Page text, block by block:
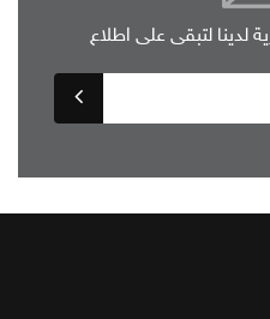
لدينا لتبقى على اطلاع